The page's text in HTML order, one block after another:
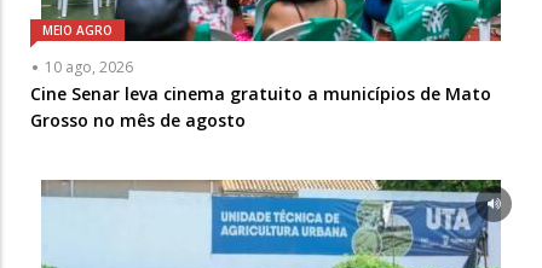
MEIO AGRO
10 ago, 2026
Cine Senar leva cinema gratuito a municípios de Mato
Grosso no mês de agosto